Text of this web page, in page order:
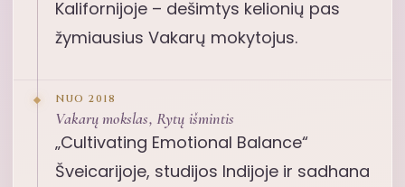
Kalifornijoje – dešimtys kelionių pas
žymiausius Vakarų mokytojus.
NUO 2018
Vakarų mokslas, Rytų išmintis
„Cultivating Emotional Balance“
Šveicarijoje, studijos Indijoje ir sadhana